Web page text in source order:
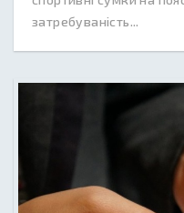
затребуваність...